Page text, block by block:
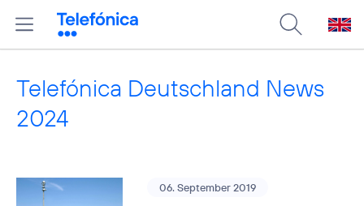
Telefónica Deutschland News
2024
06. September 2019